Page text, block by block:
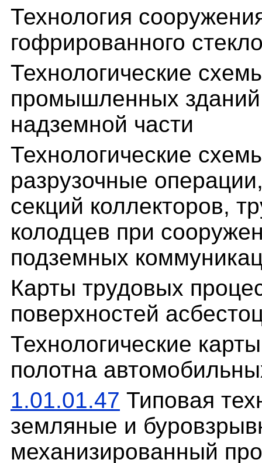
Технология
гофрированного
Технологические
промышленных
надземной части
Технологические
разрузочные
секций коллекторов,
колодцев при
подземных
Карты трудовых
поверхностей
Технологические
полотна
1.01.01.47 Типовая
земляные и
механизированный